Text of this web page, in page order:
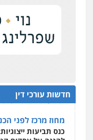
רונן
מחיקת
שליליים
חדשות עורכי דין
מאסר בפועל לעו"ד
ששייכת ללקוחותיו
נכס בכפר קאסם
תביעות הגנת
מחוז מרכז לפני
כנס תביעות